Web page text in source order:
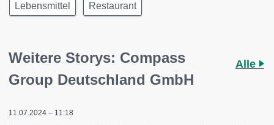
Lebensmittel Restaurant
Weitere Storys: Compass
Group Deutschland GmbH
Alle
11.07.2024 – 11:18